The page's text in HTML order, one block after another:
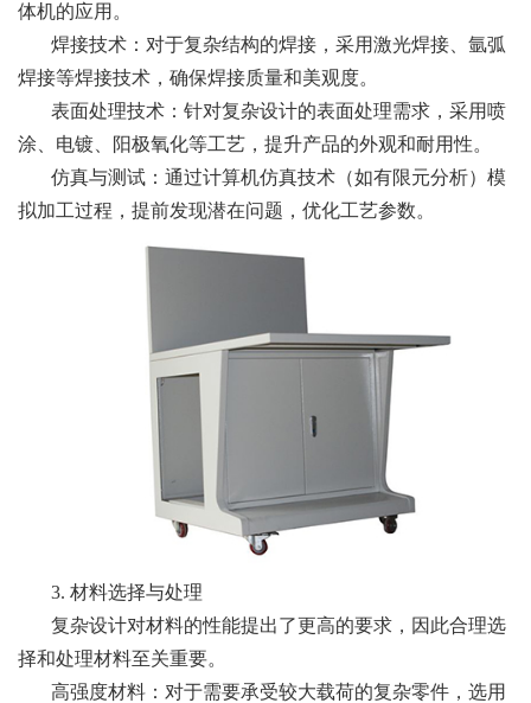
体机的应用。
焊接技术：对于复杂结构的焊接，采用激光焊接、氩弧
焊接等焊接技术，确保焊接质量和美观度。
表面处理技术：针对复杂设计的表面处理需求，采用喷
涂、电镀、阳极氧化等工艺，提升产品的外观和耐用性。
仿真与测试：通过计算机仿真技术（如有限元分析）模
拟加工过程，提前发现潜在问题，优化工艺参数。
3. 材料选择与处理
复杂设计对材料的性能提出了更高的要求，因此合理选
择和处理材料至关重要。
高强度材料：对于需要承受较大载荷的复杂零件，选用